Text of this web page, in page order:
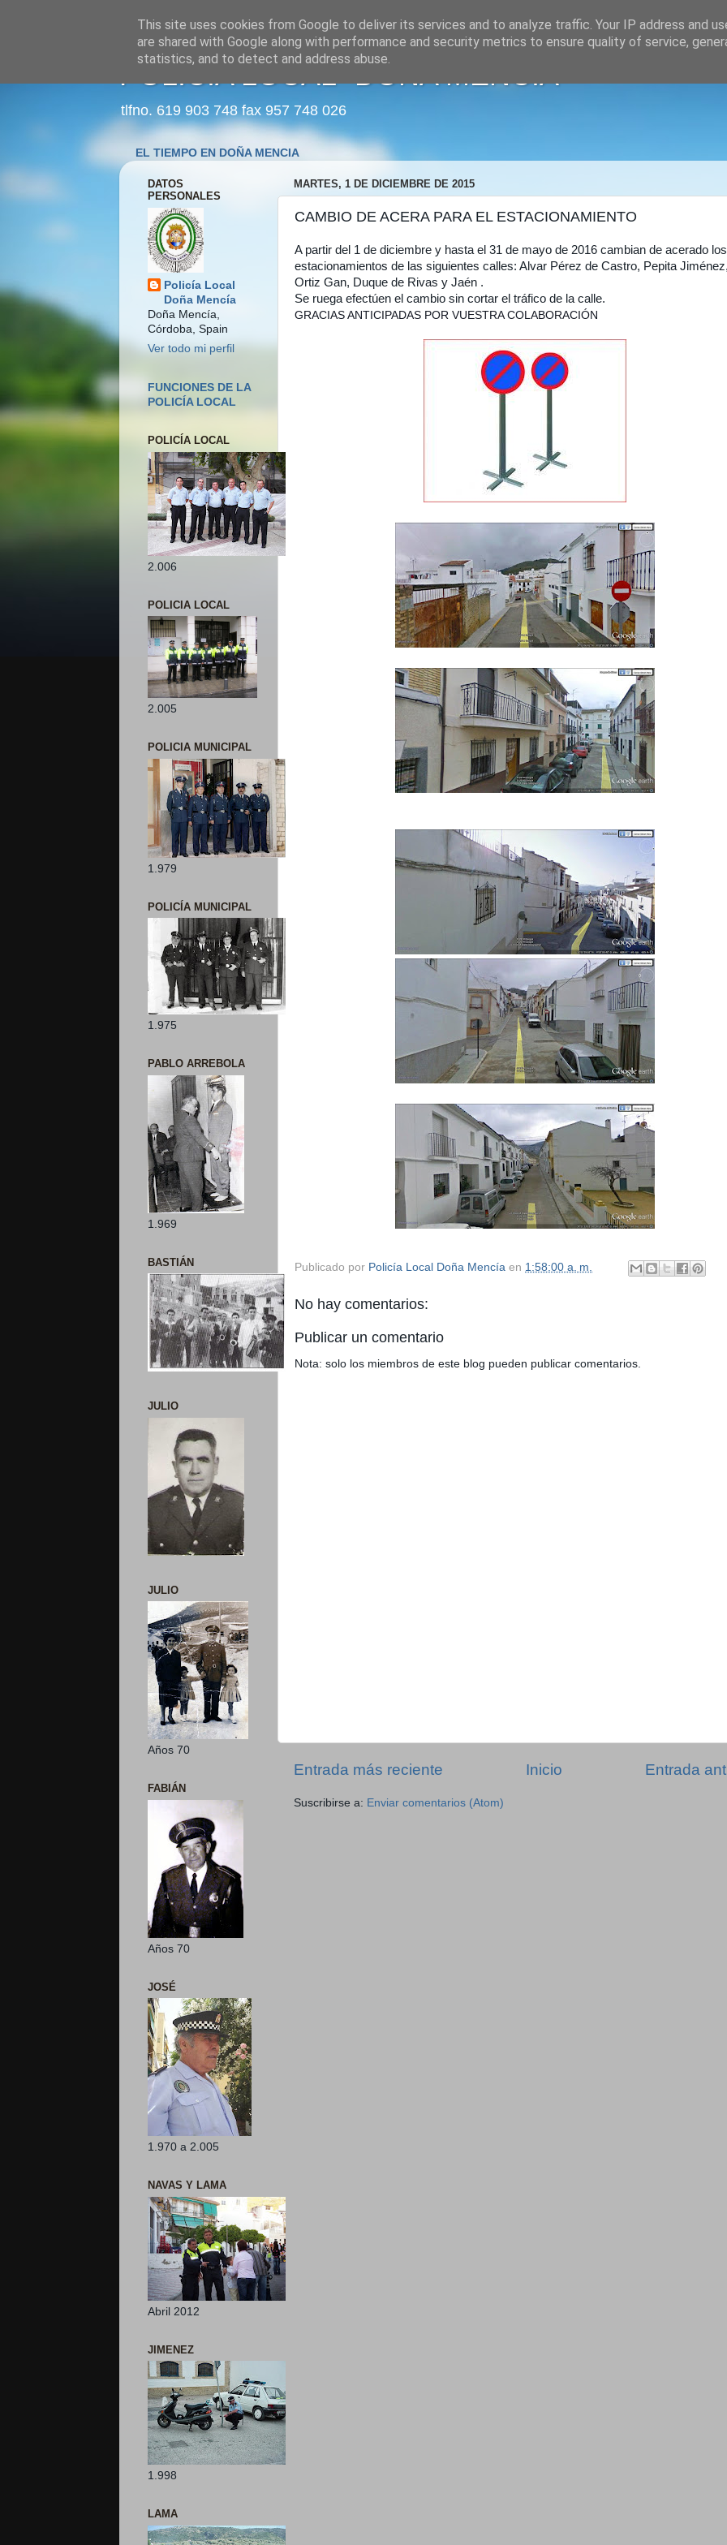
POLICÍA LOCAL "DOÑA MENCÍA"
tlfno. 619 903 748 fax 957 748 026
EL TIEMPO EN DOÑA MENCIA
MARTES, 1 DE DICIEMBRE DE 2015
CAMBIO DE ACERA PARA EL ESTACIONAMIENTO
A partir del 1 de diciembre y hasta el 31 de mayo de 2016 cambian de acerado los
estacionamientos de las siguientes calles: Alvar Pérez de Castro, Pepita
Ortiz Gan, Duque de Rivas y Jaén .
Se ruega efectúen el cambio sin cortar el tráfico de la calle.
GRACIAS ANTICIPADAS POR VUESTRA COLABORACIÓN
Publicado por Policía Local Doña Mencía en 1:58:00 a. m.
No hay comentarios:
Publicar un comentario
Nota: solo los miembros de este blog pueden publicar comentarios.
Entrada más reciente Entrada
Inicio
Suscribirse a: Enviar comentarios (Atom)
DATOS
PERSONALES
Policía Local
Doña Mencía
Doña Mencía,
Córdoba, Spain
Ver todo mi perfil
FUNCIONES DE LA
POLICÍA LOCAL
POLICÍA LOCAL
2.006
POLICIA LOCAL
2.005
POLICIA MUNICIPAL
1.979
POLICÍA MUNICIPAL
1.975
PABLO ARREBOLA
1.969
BASTIÁN
JULIO
JULIO
Años 70
FABIÁN
Años 70
JOSÉ
1.970 a 2.005
NAVAS Y LAMA
Abril 2012
JIMENEZ
1.998
LAMA
This site uses cookies from Google to deliver its services and to analyze traffic. Your IP address and
are shared with Google along with performance and security metrics to ensure quality of service,
statistics, and to detect and address abuse.